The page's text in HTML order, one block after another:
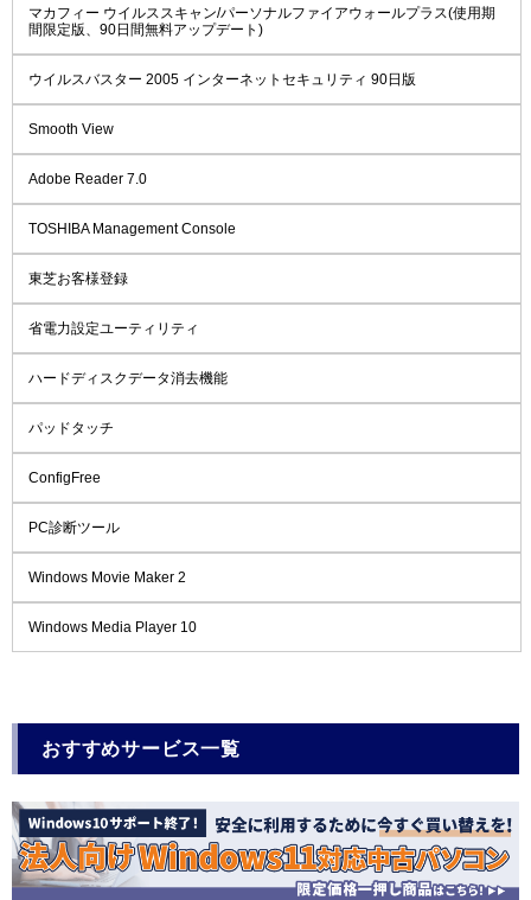
マカフィー ウイルススキャン/パーソナルファイアウォールプラス(使用期
間限定版、90日間無料アップデート)
ウイルスバスター 2005 インターネットセキュリティ 90日版
Smooth View
Adobe Reader 7.0
TOSHIBA Management Console
東芝お客様登録
省電力設定ユーティリティ
ハードディスクデータ消去機能
パッドタッチ
ConfigFree
PC診断ツール
Windows Movie Maker 2
Windows Media Player 10
おすすめサービス一覧